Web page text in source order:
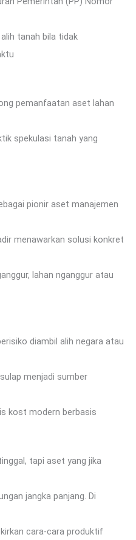
tanah bila tidak
pemanfaatan aset lahan
spekulasi tanah yang
pionir aset manajemen
menawarkan solusi konkret
lahan nganggur atau
diambil alih negara atau
menjadi sumber
kost modern berbasis
tapi aset yang jika
jangka panjang. Di
cara-cara produktif